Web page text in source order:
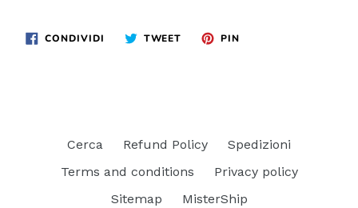
CONDIVIDI CONDIVIDITWEET TWITTAPIN
Cerca Refund Policy
Spedizioni
Terms and conditions
Privacy policy
Sitemap
MisterShip